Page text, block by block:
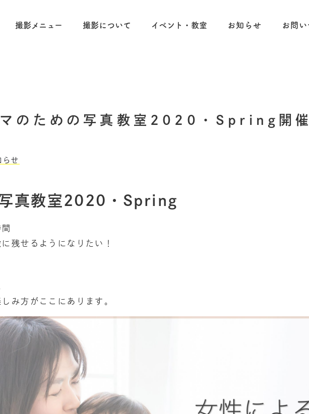
撮影メニュー 撮影について イベント・教室 お知らせ お問
マのための写真教室2020・Spring開催
らせ
真教室2020・Spring
残せるようになりたい！
み方がここにあります。